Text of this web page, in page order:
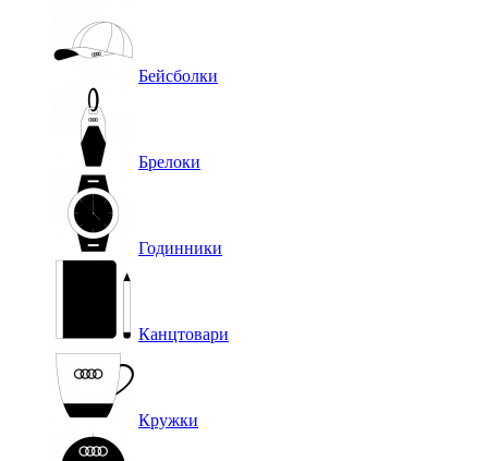
Бейсболки
Брелоки
Годинники
Канцтовари
Кружки